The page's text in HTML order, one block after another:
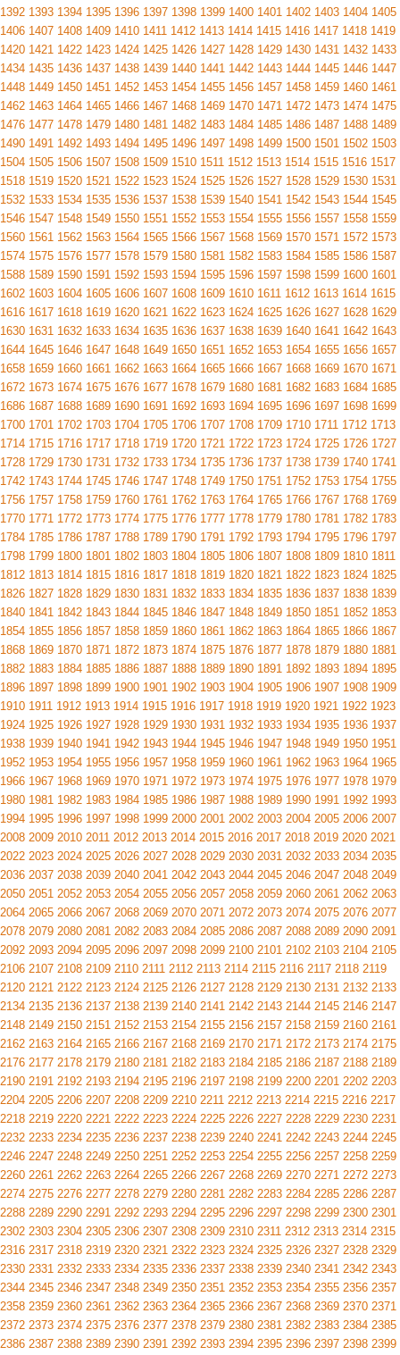
1392 1393 1394 1395 1396 1397 1398 1399 1400 1401 1402 1403 1404 1405
1406 1407 1408 1409 1410 1411 1412 1413 1414 1415 1416 1417 1418 1419
1420 1421 1422 1423 1424 1425 1426 1427 1428 1429 1430 1431 1432 1433
1434 1435 1436 1437 1438 1439 1440 1441 1442 1443 1444 1445 1446 1447
1448 1449 1450 1451 1452 1453 1454 1455 1456 1457 1458 1459 1460 1461
1462 1463 1464 1465 1466 1467 1468 1469 1470 1471 1472 1473 1474 1475
1476 1477 1478 1479 1480 1481 1482 1483 1484 1485 1486 1487 1488 1489
1490 1491 1492 1493 1494 1495 1496 1497 1498 1499 1500 1501 1502 1503
1504 1505 1506 1507 1508 1509 1510 1511 1512 1513 1514 1515 1516 1517
1518 1519 1520 1521 1522 1523 1524 1525 1526 1527 1528 1529 1530 1531
1532 1533 1534 1535 1536 1537 1538 1539 1540 1541 1542 1543 1544 1545
1546 1547 1548 1549 1550 1551 1552 1553 1554 1555 1556 1557 1558 1559
1560 1561 1562 1563 1564 1565 1566 1567 1568 1569 1570 1571 1572 1573
1574 1575 1576 1577 1578 1579 1580 1581 1582 1583 1584 1585 1586 1587
1588 1589 1590 1591 1592 1593 1594 1595 1596 1597 1598 1599 1600 1601
1602 1603 1604 1605 1606 1607 1608 1609 1610 1611 1612 1613 1614 1615
1616 1617 1618 1619 1620 1621 1622 1623 1624 1625 1626 1627 1628 1629
1630 1631 1632 1633 1634 1635 1636 1637 1638 1639 1640 1641 1642 1643
1644 1645 1646 1647 1648 1649 1650 1651 1652 1653 1654 1655 1656 1657
1658 1659 1660 1661 1662 1663 1664 1665 1666 1667 1668 1669 1670 1671
1672 1673 1674 1675 1676 1677 1678 1679 1680 1681 1682 1683 1684 1685
1686 1687 1688 1689 1690 1691 1692 1693 1694 1695 1696 1697 1698 1699
1700 1701 1702 1703 1704 1705 1706 1707 1708 1709 1710 1711 1712 1713
1714 1715 1716 1717 1718 1719 1720 1721 1722 1723 1724 1725 1726 1727
1728 1729 1730 1731 1732 1733 1734 1735 1736 1737 1738 1739 1740 1741
1742 1743 1744 1745 1746 1747 1748 1749 1750 1751 1752 1753 1754 1755
1756 1757 1758 1759 1760 1761 1762 1763 1764 1765 1766 1767 1768 1769
1770 1771 1772 1773 1774 1775 1776 1777 1778 1779 1780 1781 1782 1783
1784 1785 1786 1787 1788 1789 1790 1791 1792 1793 1794 1795 1796 1797
1798 1799 1800 1801 1802 1803 1804 1805 1806 1807 1808 1809 1810 1811
1812 1813 1814 1815 1816 1817 1818 1819 1820 1821 1822 1823 1824 1825
1826 1827 1828 1829 1830 1831 1832 1833 1834 1835 1836 1837 1838 1839
1840 1841 1842 1843 1844 1845 1846 1847 1848 1849 1850 1851 1852 1853
1854 1855 1856 1857 1858 1859 1860 1861 1862 1863 1864 1865 1866 1867
1868 1869 1870 1871 1872 1873 1874 1875 1876 1877 1878 1879 1880 1881
1882 1883 1884 1885 1886 1887 1888 1889 1890 1891 1892 1893 1894 1895
1896 1897 1898 1899 1900 1901 1902 1903 1904 1905 1906 1907 1908 1909
1910 1911 1912 1913 1914 1915 1916 1917 1918 1919 1920 1921 1922 1923
1924 1925 1926 1927 1928 1929 1930 1931 1932 1933 1934 1935 1936 1937
1938 1939 1940 1941 1942 1943 1944 1945 1946 1947 1948 1949 1950 1951
1952 1953 1954 1955 1956 1957 1958 1959 1960 1961 1962 1963 1964 1965
1966 1967 1968 1969 1970 1971 1972 1973 1974 1975 1976 1977 1978 1979
1980 1981 1982 1983 1984 1985 1986 1987 1988 1989 1990 1991 1992 1993
1994 1995 1996 1997 1998 1999 2000 2001 2002 2003 2004 2005 2006 2007
2008 2009 2010 2011 2012 2013 2014 2015 2016 2017 2018 2019 2020 2021
2022 2023 2024 2025 2026 2027 2028 2029 2030 2031 2032 2033 2034 2035
2036 2037 2038 2039 2040 2041 2042 2043 2044 2045 2046 2047 2048 2049
2050 2051 2052 2053 2054 2055 2056 2057 2058 2059 2060 2061 2062 2063
2064 2065 2066 2067 2068 2069 2070 2071 2072 2073 2074 2075 2076 2077
2078 2079 2080 2081 2082 2083 2084 2085 2086 2087 2088 2089 2090 2091
2092 2093 2094 2095 2096 2097 2098 2099 2100 2101 2102 2103 2104 2105
2106 2107 2108 2109 2110 2111 2112 2113 2114 2115 2116 2117 2118 2119
2120 2121 2122 2123 2124 2125 2126 2127 2128 2129 2130 2131 2132 2133
2134 2135 2136 2137 2138 2139 2140 2141 2142 2143 2144 2145 2146 2147
2148 2149 2150 2151 2152 2153 2154 2155 2156 2157 2158 2159 2160 2161
2162 2163 2164 2165 2166 2167 2168 2169 2170 2171 2172 2173 2174 2175
2176 2177 2178 2179 2180 2181 2182 2183 2184 2185 2186 2187 2188 2189
2190 2191 2192 2193 2194 2195 2196 2197 2198 2199 2200 2201 2202 2203
2204 2205 2206 2207 2208 2209 2210 2211 2212 2213 2214 2215 2216 2217
2218 2219 2220 2221 2222 2223 2224 2225 2226 2227 2228 2229 2230 2231
2232 2233 2234 2235 2236 2237 2238 2239 2240 2241 2242 2243 2244 2245
2246 2247 2248 2249 2250 2251 2252 2253 2254 2255 2256 2257 2258 2259
2260 2261 2262 2263 2264 2265 2266 2267 2268 2269 2270 2271 2272 2273
2274 2275 2276 2277 2278 2279 2280 2281 2282 2283 2284 2285 2286 2287
2288 2289 2290 2291 2292 2293 2294 2295 2296 2297 2298 2299 2300 2301
2302 2303 2304 2305 2306 2307 2308 2309 2310 2311 2312 2313 2314 2315
2316 2317 2318 2319 2320 2321 2322 2323 2324 2325 2326 2327 2328 2329
2330 2331 2332 2333 2334 2335 2336 2337 2338 2339 2340 2341 2342 2343
2344 2345 2346 2347 2348 2349 2350 2351 2352 2353 2354 2355 2356 2357
2358 2359 2360 2361 2362 2363 2364 2365 2366 2367 2368 2369 2370 2371
2372 2373 2374 2375 2376 2377 2378 2379 2380 2381 2382 2383 2384 2385
2386 2387 2388 2389 2390 2391 2392 2393 2394 2395 2396 2397 2398 2399